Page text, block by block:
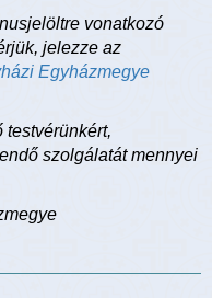
vonatkozó
jelezze az
Egyházmegye
testvérünkért,
szolgálatát mennyei